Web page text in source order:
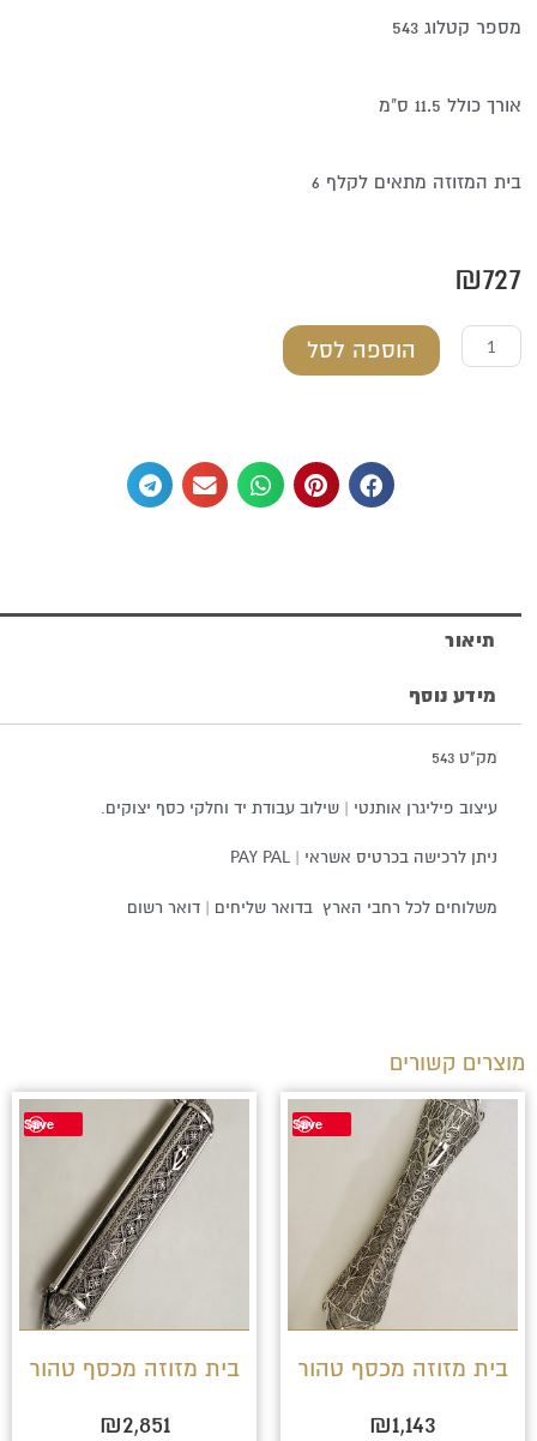
מספר קטלוג 543
אורך כולל 11.5 ס"מ
בית המזוזה מתאים לקלף 6
₪727
הוספה לסל
תיאור
מידע נוסף
מק"ט 543
עיצוב פיליגרן אותנטי | שילוב עבודת יד וחלקי כסף יצוקים.
ניתן לרכישה בכרטיס אשראי | PAY PAL
משלוחים לכל רחבי הארץ בדואר שליחים | דואר רשום
מוצרים קשורים
Save
בית מזוזה מכסף טהור
₪1,143
Save
בית מזוזה מכסף טהור
₪2,851